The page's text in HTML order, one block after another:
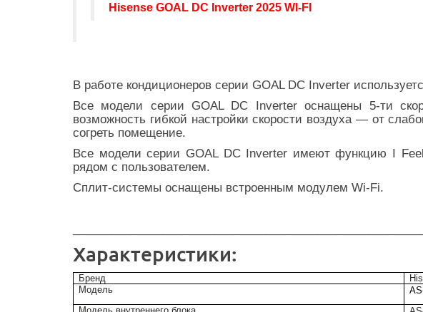
Hisense GOAL DC Inverter 2025 WI-FI
В работе кондиционеров серии GOAL DC Inverter
Все модели серии GOAL DC Inverter оснащены 5-ти
возможность гибкой настройки скорости воздуха — от
согреть помещение.
Все модели серии GOAL DC Inverter имеют функцию I Feel
рядом с пользователем.
Сплит-системы оснащены встроенным модулем Wi-Fi.
Характеристики:
Бренд
Модель